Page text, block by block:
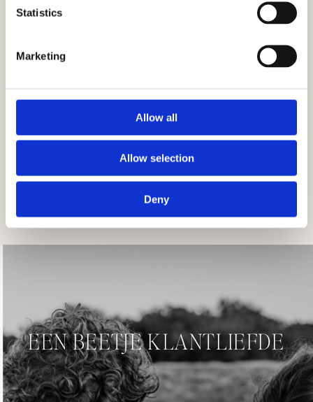
Statistics
Marketing
Allow all
Allow selection
Deny
EEN BEETJE KLANTLIEFDE